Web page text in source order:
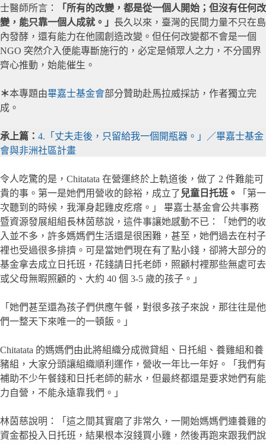
士醫師所言：
「所有的改變，都是從一個人開始；但沒有任何改
變，能只靠一個人成就。」 長久以來，臺灣的民間力量不只在島
內發酵，還有能力在他國創造改變。但任何改變都不會是一個
NGO 突然介入便能專斷施行的，必定是傾眾人之力，不分國界
齊心推動，始能催生。
＊本專題由畢嘉士基金會部分贊助赴馬拉威採訪，作者獨立完
成。
承上篇： 4.「丈夫走後，只留給我一個開瓶器。」／畢嘉士基金
會與非洲社區計畫
令人吃驚的是，Chitatata 在營運終於上軌道後，做了 2 件難能可
貴的事。第一是她們用營收的餘裕，成立了 兒童日托班。
「第一
次聽到的時候，我渾身起雞皮疙瘩。」 畢嘉士基金會公共事務
暨資源發展組組長林茵慈說，這件事讓她感動不已：「她們的收
入並不多，許多媽媽們生活還是很困難，甚至，她們過去在村子
裡也受過很多排擠。可是當她們現在有了點小錢，卻將大部分的
基金拿去成立日托班，花錢請日托老師，照顧村裡那些無處可去
或父母無暇照顧的、大約 40 個 3-5 歲的孩子。」
「她們甚至還為孩子們供應午餐，對很多孩子來說，那往往是他
們一整天下來唯一的一頓飯。」
Chitatata 的媽媽們由此將組織分成微貸組、日托組、養雞組和養
豬組，大家分頭讓組織順利運作，營收一年比一年好。「我們有
補助不少午餐錢和日托老師的薪水，但最終都還是要求她們有能
力自營，不能永遠靠我們。」
林茵慈說明：「這之間其實磨了非常久，一開始媽媽們連養雞的
資金都投入日托班，結果根本沒錢買小雞，然後再跑來跟我們說